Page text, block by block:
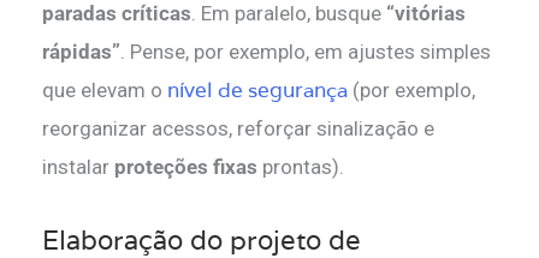
paradas críticas. Em paralelo, busque “vitórias
rápidas”. Pense, por exemplo, em ajustes simples
que elevam o nível de segurança (por exemplo,
reorganizar acessos, reforçar sinalização e
instalar proteções fixas prontas).
Elaboração do projeto de